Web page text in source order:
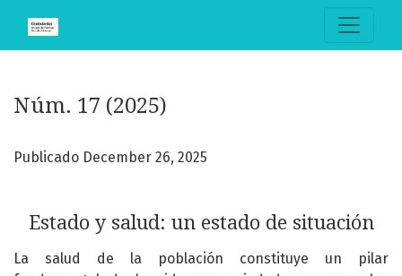
Núm. 17 (2025)
Publicado December 26, 2025
Estado y salud: un estado de situación
La salud de la población constituye un pilar